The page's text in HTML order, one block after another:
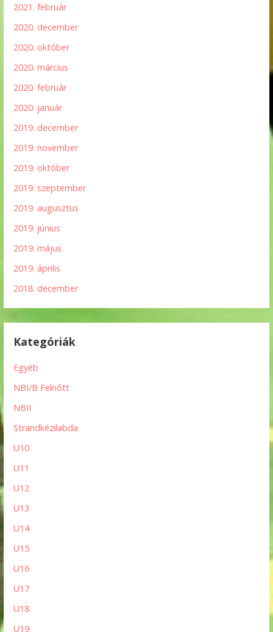
2021. február
2020. december
2020. október
2020. március
2020. február
2020. január
2019. december
2019. november
2019. október
2019. szeptember
2019. augusztus
2019. június
2019. május
2019. április
2018. december
Kategóriák
Egyéb
NBI/B Felnőtt
NBII
Strandkézilabda
U10
U11
U12
U13
U14
U15
U16
U17
U18
U19